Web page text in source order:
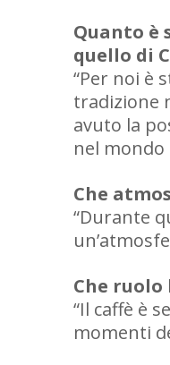
Quanto è
quello di
“Per noi è
tradizione
avuto la
nel mondo
Che
“Durante
Che
“Il caffè è
momenti